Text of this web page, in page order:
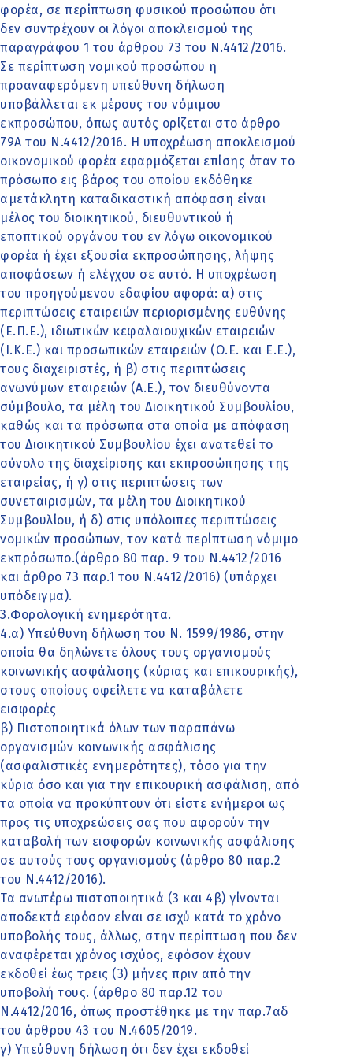
φορέα, σε περίπτωση φυσικού προσώπου ότι
δεν συντρέχουν οι λόγοι αποκλεισμού της
παραγράφου 1 του άρθρου 73 του Ν.4412/2016.
Σε περίπτωση νομικού προσώπου η
προαναφερόμενη υπεύθυνη δήλωση
υποβάλλεται εκ μέρους του νόμιμου
εκπροσώπου, όπως αυτός ορίζεται στο άρθρο
79Α του Ν.4412/2016. Η υποχρέωση αποκλεισμού
οικονομικού φορέα εφαρμόζεται επίσης όταν το
πρόσωπο εις βάρος του οποίου εκδόθηκε
αμετάκλητη καταδικαστική απόφαση είναι
μέλος του διοικητικού, διευθυντικού ή
εποπτικού οργάνου του εν λόγω οικονομικού
φορέα ή έχει εξουσία εκπροσώπησης, λήψης
αποφάσεων ή ελέγχου σε αυτό. Η υποχρέωση
του προηγούμενου εδαφίου αφορά: α) στις
περιπτώσεις εταιρειών περιορισμένης ευθύνης
(Ε.Π.Ε.), ιδιωτικών κεφαλαιουχικών εταιρειών
(Ι.Κ.Ε.) και προσωπικών εταιρειών (Ο.Ε. και Ε.Ε.),
τους διαχειριστές, ή β) στις περιπτώσεις
ανωνύμων εταιρειών (Α.Ε.), τον διευθύνοντα
σύμβουλο, τα μέλη του Διοικητικού Συμβουλίου,
καθώς και τα πρόσωπα στα οποία με απόφαση
του Διοικητικού Συμβουλίου έχει ανατεθεί το
σύνολο της διαχείρισης και εκπροσώπησης της
εταιρείας, ή γ) στις περιπτώσεις των
συνεταιρισμών, τα μέλη του Διοικητικού
Συμβουλίου, ή δ) στις υπόλοιπες περιπτώσεις
νομικών προσώπων, τον κατά περίπτωση νόμιμο
εκπρόσωπο.(άρθρο 80 παρ. 9 του Ν.4412/2016
και άρθρο 73 παρ.1 του Ν.4412/2016) (υπάρχει
υπόδειγμα).
3.Φορολογική ενημερότητα.
4.α) Υπεύθυνη δήλωση του Ν. 1599/1986, στην
οποία θα δηλώνετε όλους τους οργανισμούς
κοινωνικής ασφάλισης (κύριας και επικουρικής),
στους οποίους οφείλετε να καταβάλετε
εισφορές
β) Πιστοποιητικά όλων των παραπάνω
οργανισμών κοινωνικής ασφάλισης
(ασφαλιστικές ενημερότητες), τόσο για την
κύρια όσο και για την επικουρική ασφάλιση, από
τα οποία να προκύπτουν ότι είστε ενήμεροι ως
προς τις υποχρεώσεις σας που αφορούν την
καταβολή των εισφορών κοινωνικής ασφάλισης
σε αυτούς τους οργανισμούς (άρθρο 80 παρ.2
του Ν.4412/2016).
Τα ανωτέρω πιστοποιητικά (3 και 4β) γίνονται
αποδεκτά εφόσον είναι σε ισχύ κατά το χρόνο
υποβολής τους, άλλως, στην περίπτωση που δεν
αναφέρεται χρόνος ισχύος, εφόσον έχουν
εκδοθεί έως τρεις (3) μήνες πριν από την
υποβολή τους. (άρθρο 80 παρ.12 του
Ν.4412/2016, όπως προστέθηκε με την παρ.7αδ
του άρθρου 43 του Ν.4605/2019.
γ) Υπεύθυνη δήλωση ότι δεν έχει εκδοθεί